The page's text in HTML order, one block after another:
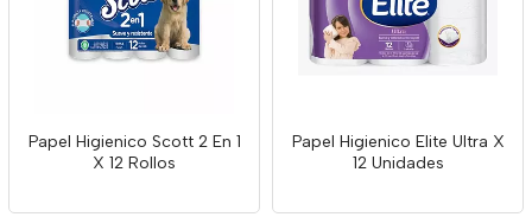
Papel Higienico Scott 2 En 1
X 12 Rollos
Papel Higienico Elite Ultra X
12 Unidades